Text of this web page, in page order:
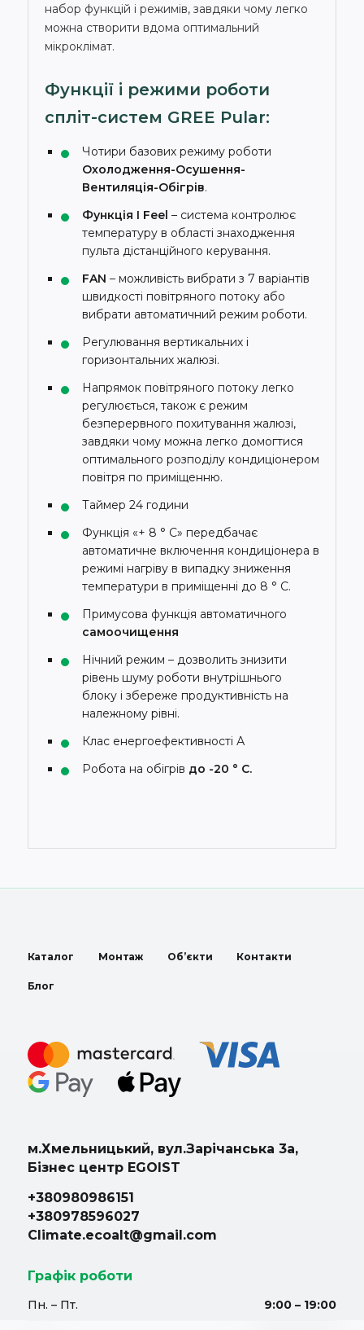
набор функцій і режимів, завдяки чому легко
можна створити вдома оптимальний
мікроклімат.
Функції і режими роботи
спліт-систем GREE Pular:
Чотири базових режиму роботи
Охолодження-Осушення-
Вентиляція-Обігрів.
Функція I Feel – система контролює
температуру в області знаходження
пульта дістанційного керування.
FAN – можливість вибрати з 7 варіантів
швидкості повітряного потоку або
вибрати автоматичний режим роботи.
Регулювання вертикальних і
горизонтальних жалюзі.
Напрямок повітряного потоку легко
регулюється, також є режим
безперервного похитування жалюзі,
завдяки чому можна легко домогтися
оптимального розподілу кондиціонером
повітря по приміщенню.
Таймер 24 години
Функція «+ 8 ° С» передбачає
автоматичне включення кондиціонера в
режимі нагріву в випадку зниження
температури в приміщенні до 8 ° C.
Примусова функція автоматичного
самоочищення
Нічний режим – дозволить знизити
рівень шуму роботи внутрішнього
блоку і збереже продуктивність на
належному рівні.
Клас енергоефективності А
Робота на обігрів до -20 ° С.
Каталог Монтаж Об’єкти Контакти
Блог
м.Хмельницький, вул.Зарічанська 3а,
Бізнес центр EGOIST
+380980986151
+380978596027
Climate.ecoalt@gmail.com
Графік роботи
Пн. – Пт. 9:00 – 19:00